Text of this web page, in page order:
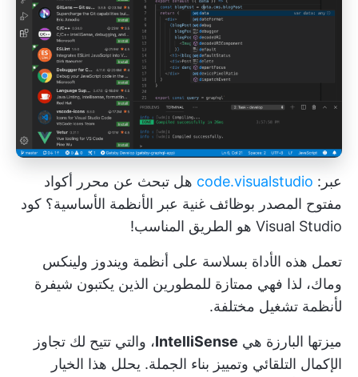
عبر: code.visualstudio هل تبحث عن محرر أكواد
مفتوح المصدر بوظائف غنية عبر الأنظمة الأساسية؟ كود
Visual Studio هو الطريق المناسب!
تعمل هذه الأداة بسلاسة على أنظمة ويندوز ولينكس
وماك، لذا فهي ممتازة للمطورين الذين يكتبون شيفرة
لأنظمة تشغيل مختلفة.
ميزتها البارزة هي IntelliSense، والتي تتيح لك تجاوز
الإكمال التلقائي وتمييز بناء الجملة. يحلل هذا الخيار